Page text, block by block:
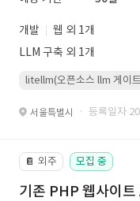
개발
웹 외 1개
LLM 구축 외 1개
litellm(오픈소스 llm 게이
서울특별시 · 등록일자
📔 외주 모집 중
기존 PHP 웹사이트